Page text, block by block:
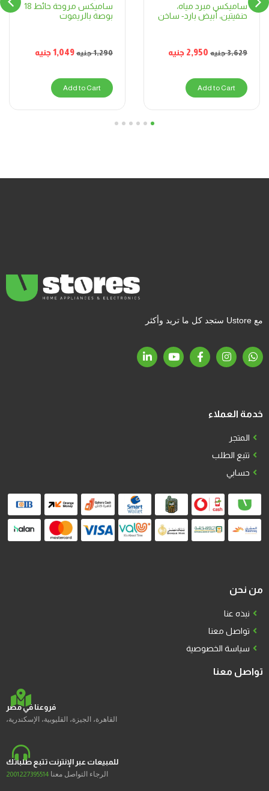
ساميكس مبرد مياه،
حنفيتين، أبيض بارد- ساخن
3,629جنيه 2,950 جنيه
Add to Cart
ساميكس مروحة حائط 18
بوصة بالريموت
1,290جنيه 1,049جنيه
Add to Cart
1
2
مع Ustore ستجد كل ما تريد وأكثر
خدمة العملاء
المتجر
تتبع الطلب
حسابي
من نحن
نبذه عنا
تواصل معنا
سياسة الخصوصية
تواصل معنا
فروعنا في مصر
القاهرة، الجيزة، القليوبية، الإسكندرية،
للمبيعات عبر الإنترنت تتبع طلباتك
الرجاء التواصل معنا 2001227395514